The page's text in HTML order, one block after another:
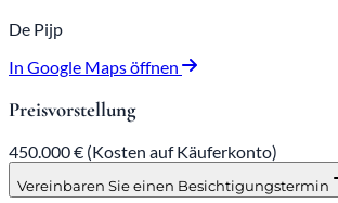
De Pijp
In Google Maps öffnen
Preisvorstellung
450.000 € (Kosten auf Käuferkonto)
Vereinbaren Sie einen Besichtigungstermin